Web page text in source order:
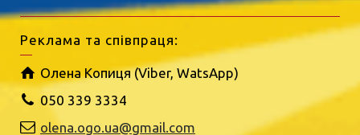
Реклама та співпраця:
Олена Копиця (Viber, WatsApp)
050 339 3334
olena.ogo.ua@gmail.com